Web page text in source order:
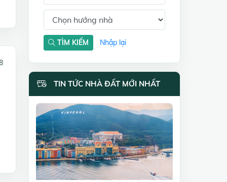
TÌM KIẾM Nhập lại
TIN TỨC NHÀ ĐẤT MỚI NHẤT